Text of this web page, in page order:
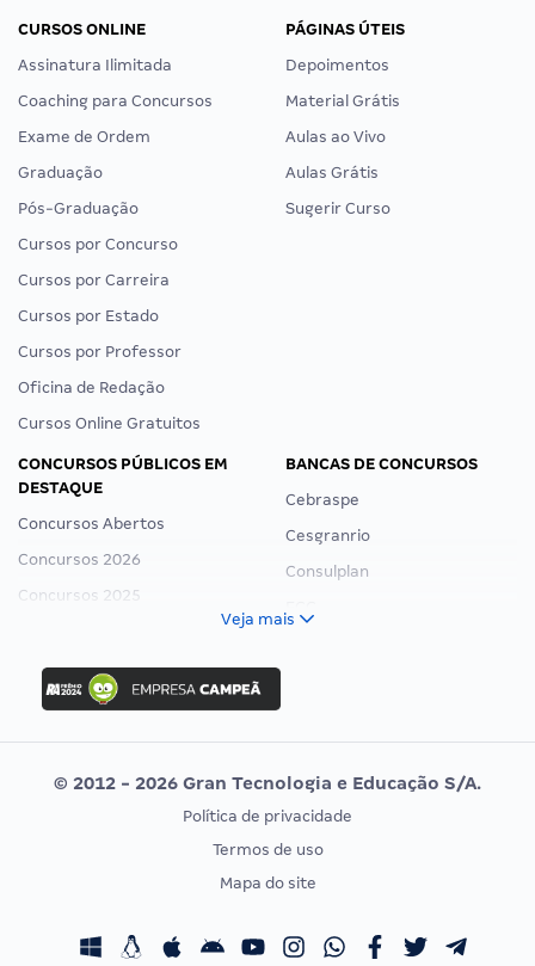
CURSOS ONLINE
Assinatura Ilimitada
Coaching para Concursos
Exame de Ordem
Graduação
Pós-Graduação
Cursos por Concurso
Cursos por Carreira
Cursos por Estado
Cursos por Professor
Oficina de Redação
Cursos Online Gratuitos
PÁGINAS ÚTEIS
Depoimentos
Material Grátis
Aulas ao Vivo
Aulas Grátis
Sugerir Curso
CONCURSOS PÚBLICOS EM
DESTAQUE
Concursos Abertos
Concursos 2026
Concursos 2025
Concurso Ibama
Concurso MPU
Editais publicados
BANCAS DE CONCURSOS
Cebraspe
Cesgranrio
Consulplan
Vunesp
CONCURSOS POR PROFISSÃO
Concursos Fiscais
EXAME DE ORDEM
Calendário OAB
Veja mais
© 2012 - 2026 Gran Tecnologia e Educação S/A.
Política de privacidade
Termos de uso
Mapa do site